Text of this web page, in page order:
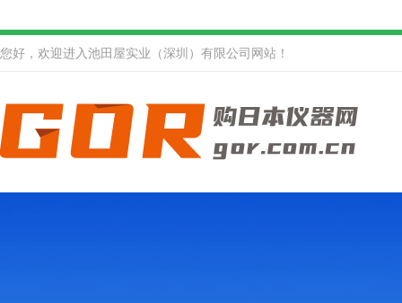
您好，欢迎进入池田屋实业（深圳）有限公司网站！